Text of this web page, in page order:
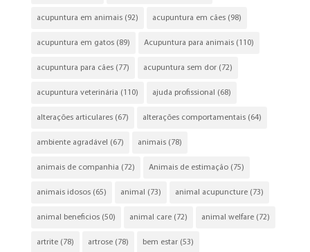
acupuntura em animais(92) acupuntura em cães(98)
acupuntura em gatos(89) Acupuntura para animais(110)
acupuntura para cães(77) acupuntura sem dor(72)
acupuntura veterinária (110) ajuda profissional (68)
alterações articulares(67) alterações comportamentais(64)
ambiente agradável (67) animais(78)
animais de companhia (72) Animais de estimação(75)
animais idosos(65) animal (73) animal acupuncture(73)
animal beneficios(50) animal care(72) animal welfare(72)
artrite(78) artrose(78) bem estar(53)